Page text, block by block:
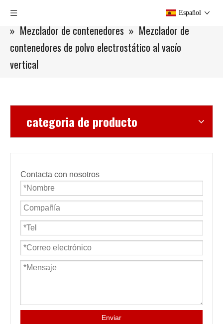
Español
Usted está aquí:
Mezclador
» Mezclador de contenedores » Mezclador de
contenedores de polvo electrostático al vacío
vertical
categoria de producto
Contacta con nosotros
Enviar